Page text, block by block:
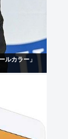
ルカラー」